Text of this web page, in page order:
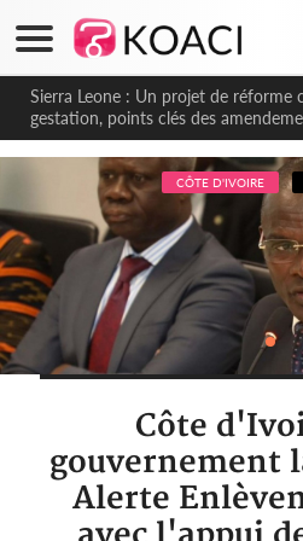
Sierra Leone : Un projet de réforme
gestation, points clés des
CÔTE D'IVOIRE
Côte
gouvernement
Alerte